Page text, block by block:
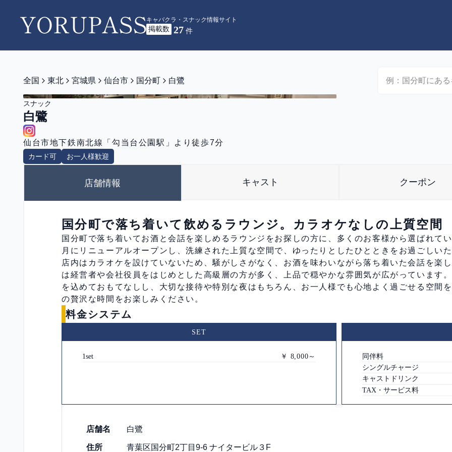
YORUPASS 掲載数 27 件
キャバクラ・スナック情報サイト
全国 東北 宮城県 仙台市 国分町 白鷺
スナック
白鷺
仙台市地下鉄南北線「勾当台公園駅」より徒歩7分
カード可 お一人様歓迎
店舗情報 キャスト クーポン
国分町で落ち着いて飲めるラウンジ。カラオケなしの上質空間
国分町で落ち着いてお酒と会話を楽しめるラウンジをお探しの方に、多くのお客様から選ばれて
月にリニューアルオープンし、洗練された上質な空間で、ゆったりとしたひとときをお過ごしい
店内はカラオケを設けていないため、騒がしさがなく、お酒を味わいながら落ち着いた会話を楽
は経営者や会社役員をはじめとした高級層の方が多く、上品で穏やかな雰囲気が広がっています
を込めておもてなしし、大切な接待や特別な夜はもちろん、お一人様でも心地よく過ごせる空間
の贅沢な時間をお楽しみください。
料金システム
SET
1set ￥ 8,000～
同伴料
シングルチャージ
キャストドリンク
TAX・サービス料
店舗情報
店舗名 白鷺
住所 青葉区国分町2丁目9-6 ナイタービル３F